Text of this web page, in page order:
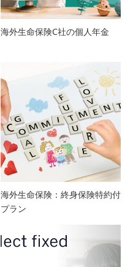
海外生命保険C社の個人年金
海外生命保険：終身保険特約付
プラン